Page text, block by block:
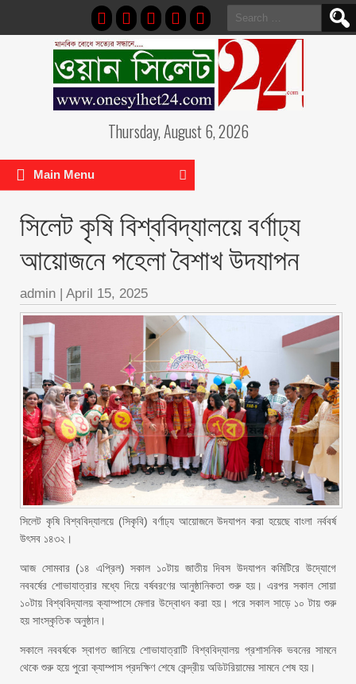
Search
for:
Thursday, August 6, 2026
Main Menu
সিলেট কৃষি বিশ্ববিদ্যালয়ে বর্ণাঢ্য
আয়োজনে পহেলা বৈশাখ উদযাপন
admin | April 15, 2025
সিলেট কৃষি বিশ্ববিদ্যালয়ে (সিকৃবি) বর্ণাঢ্য আয়োজনে উদযাপন করা হয়েছে বাংলা নর্ববর্ষ
উৎসব ১৪৩২।
আজ সোমবার (১৪ এপ্রিল) সকাল ১০টায় জাতীয় দিবস উদযাপন কমিটিরে উদ্যোগে
নববর্ষের শোভাযাত্রার মধ্যে দিয়ে বর্ষবরণের আনুষ্ঠানিকতা শুরু হয়। এরপর সকাল সোয়া
১০টায় বিশ্ববিদ্যালয় ক্যাম্পাসে মেলার উদ্বোধন করা হয়। পরে সকাল সাড়ে ১০ টায় শুরু
হয় সাংস্কৃতিক অনুষ্ঠান।
সকালে নববর্ষকে স্বাগত জানিয়ে শোভাযাত্রাটি বিশ্ববিদ্যালয় প্রশাসনিক ভবনের সামনে
থেকে শুরু হয়ে পুরো ক্যাম্পাস প্রদক্ষিণ শেষে কেন্দ্রীয় অডিটরিয়ামের সামনে শেষ হয়।